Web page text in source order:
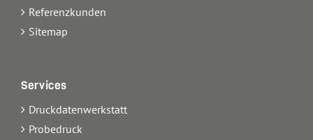
Referenzkunden
Sitemap
Services
Druckdatenwerkstatt
Probedruck